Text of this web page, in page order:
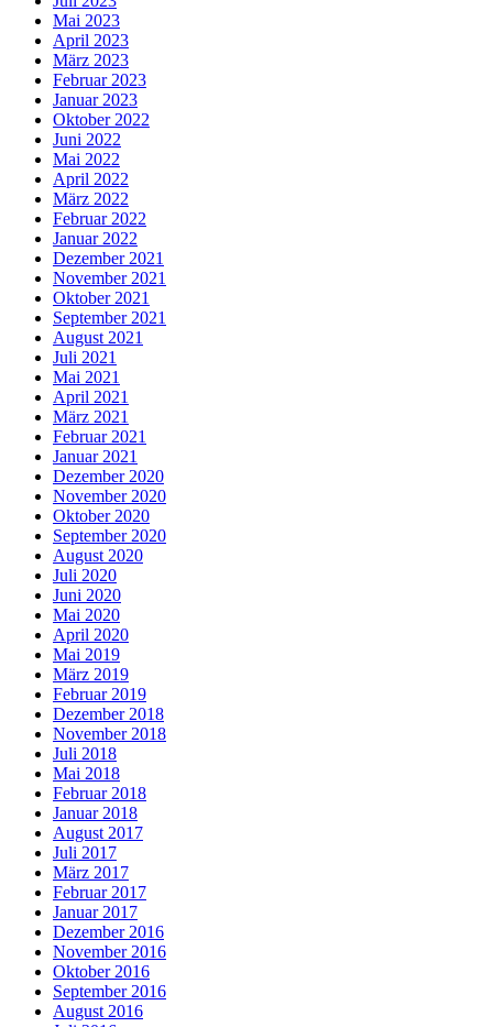
Mai 2023
April 2023
März 2023
Februar 2023
Januar 2023
Oktober 2022
Juni 2022
Mai 2022
April 2022
März 2022
Februar 2022
Januar 2022
Dezember 2021
November 2021
Oktober 2021
September 2021
August 2021
Juli 2021
Mai 2021
April 2021
März 2021
Februar 2021
Januar 2021
Dezember 2020
November 2020
Oktober 2020
September 2020
August 2020
Juli 2020
Juni 2020
Mai 2020
April 2020
Mai 2019
März 2019
Februar 2019
Dezember 2018
November 2018
Juli 2018
Mai 2018
Februar 2018
Januar 2018
August 2017
Juli 2017
März 2017
Februar 2017
Januar 2017
Dezember 2016
November 2016
Oktober 2016
September 2016
August 2016